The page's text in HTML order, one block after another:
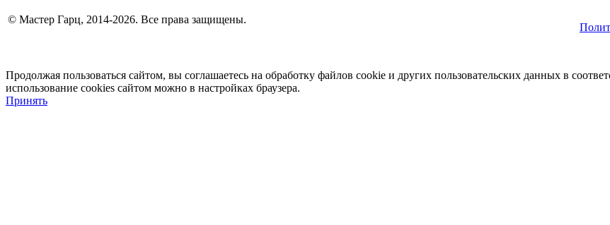
© Мастер Гарц, 2014-2026. Все права защищены.
Продолжая пользоваться сайтом, вы соглашаетесь на обработку файлов cookie и других пользовательских данных в
использование cookies сайтом можно в настройках браузера.
Принять